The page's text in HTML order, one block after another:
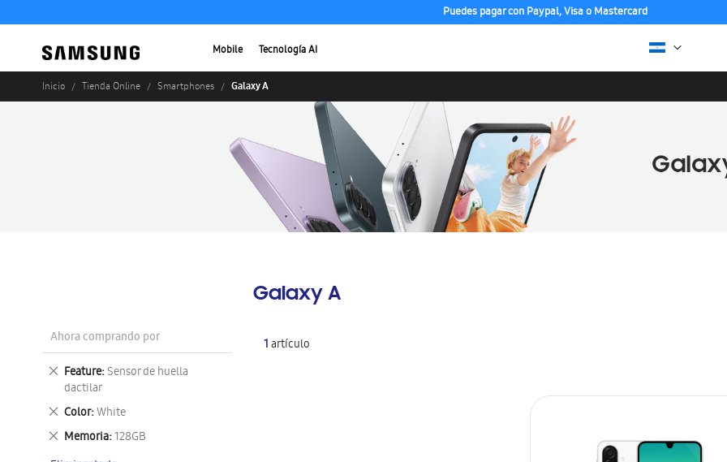
Puedes pagar con Paypal, Visa o Mastercard
Mobile Tecnología AI
Inicio Tienda Online Smartphones Galaxy A
Galaxy A
1artículo
Ahora comprando por
Feature Sensor de huella
dactilar
Eliminar
este
artículo
Color White
Eliminar
este
artículo
Memoria 128GB
Eliminar